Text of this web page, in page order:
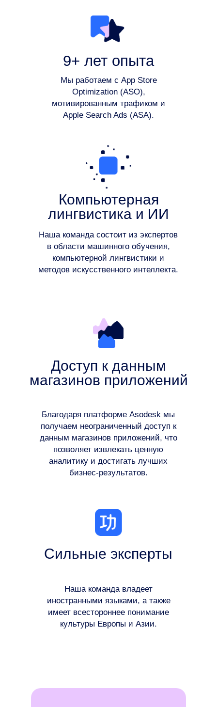
9+ лет опыта
Мы работаем с App Store
Optimization (ASO),
мотивированным трафиком и
Apple Search Ads (ASA).
Компьютерная
лингвистика и ИИ
Наша команда состоит из экспертов
в области машинного обучения,
компьютерной лингвистики и
методов искусственного интеллекта.
Доступ к данным
магазинов приложений
Благодаря платформе Asodesk мы
получаем неограниченный доступ к
данным магазинов приложений, что
позволяет извлекать ценную
аналитику и достигать лучших
бизнес-результатов.
Сильные эксперты
Наша команда владеет
иностранными языками, а также
имеет всестороннее понимание
культуры Европы и Азии.